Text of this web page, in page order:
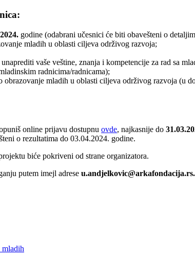
godine (odabrani učesnici će biti obavešteni o
mladih u oblasti ciljeva održivog razvoja;
vaše veštine, znanja i kompetencije za rad sa
radnicima/radnicama);
mladih u oblasti ciljeva održivog razvoja (u
online prijavu dostupnu ovde, najkasnije do
o rezultatima do 03.04.2024. godine.
biće pokriveni od strane organizatora.
putem imejl adrese u.andjelkovic@arkafondacija.rs.